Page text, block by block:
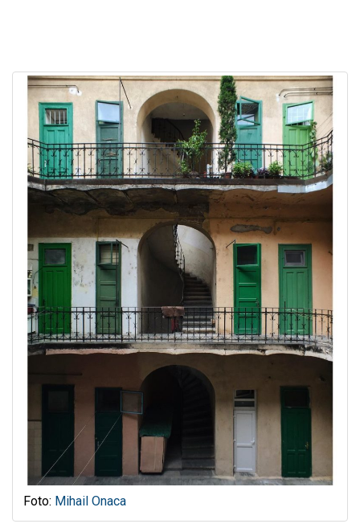
Foto: Mihail Onaca